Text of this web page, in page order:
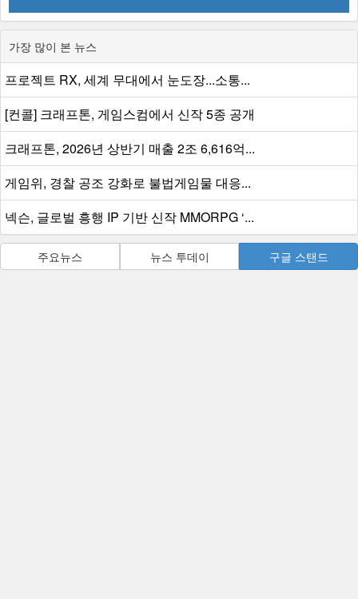
보도자료 접수desk@gameshot.net
게임샷 기사는 저작자표시-비영리-변경금지 2.0 대한민국 라이선스에 따라 이용할 수
이전기사
코멘트를 등록하기 위해서는로그인 이 필요합니다.
가장 많이 본 뉴스
프로젝트 RX, 세계 무대에서 눈도장...소통...
[컨콜] 크래프톤, 게임스컴에서 신작 5종 공개